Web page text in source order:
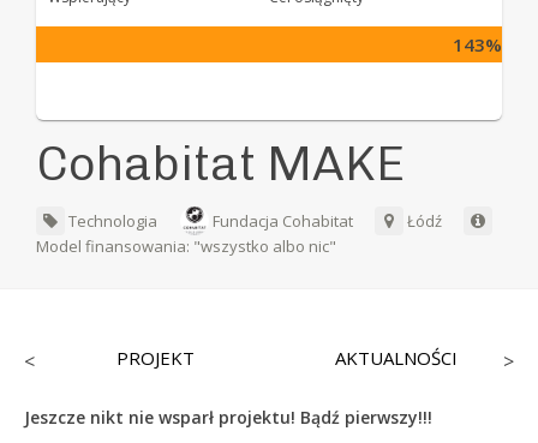
143%
Cohabitat MAKE
Technologia Fundacja Cohabitat
Łódź
Model finansowania: "wszystko albo nic"
< PROJEKT AKTUALNOŚCI >
Jeszcze nikt nie wsparł projektu! Bądź pierwszy!!!